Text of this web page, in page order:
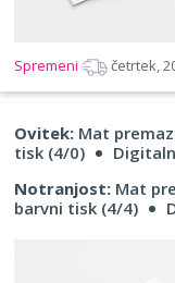
Spremeni četrtek,
Ovitek: Mat
tisk (4/0)
Notranjost: Mat
barvni tisk (4/4)